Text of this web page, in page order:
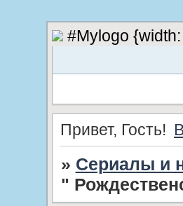
#Mylogo
Привет, Гость!
» Сериалы и
"